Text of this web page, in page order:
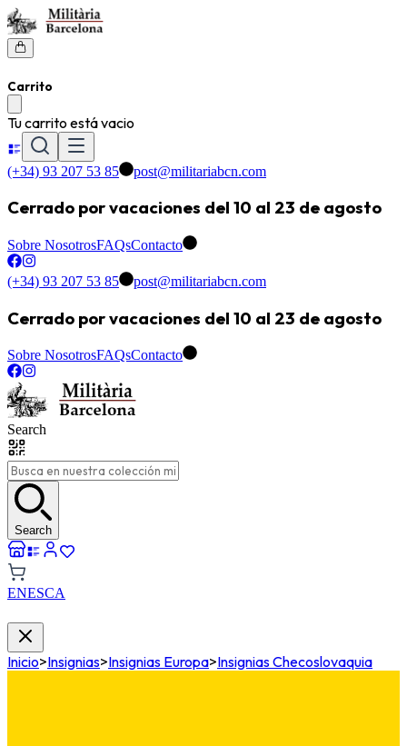
Carrito
Tu carrito está vacio
(+34) 93 207 53 85 post@militariabcn.com
Cerrado por vacaciones del 10 al 23 de agosto
Sobre NosotrosFAQsContacto
(+34) 93 207 53 85 post@militariabcn.com
Cerrado por vacaciones del 10 al 23 de agosto
Sobre NosotrosFAQsContacto
Search
Search
ENESCA
Inicio>Insignias>Insignias Europa>Insignias Checoslovaquia